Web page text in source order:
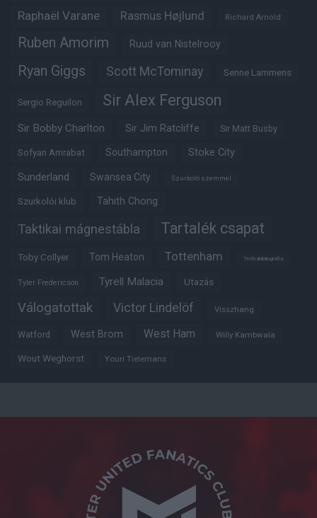
Raphaël Varane Rasmus Højlund Richard Arnold
Ruben Amorim Ruud van Nistelrooy
Ryan Giggs Scott McTominay Senne Lammens
Sergio Reguilon Sir Alex Ferguson
Sir Bobby Charlton Sir Jim Ratcliffe Sir Matt Busby
Sofyan Amrabat Southampton Stoke City
Sunderland Swansea City Szurkoló szemmel
Szurkolói klub Tahith Chong
Taktikai mágnestábla Tartalék csapat
Toby Collyer Tom Heaton Tottenham Trófeabibliográfia
Tyler Fredericson Tyrell Malacia Utazás
Válogatottak Victor Lindelöf Visszhang
Watford West Brom West Ham Willy Kambwala
Wout Weghorst Youri Tielemans